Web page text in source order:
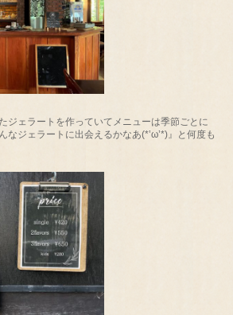
ジェラートを作っていてメニューは季節ごとに
なジェラートに出会えるかなあ(*’ω’*)』と何度も